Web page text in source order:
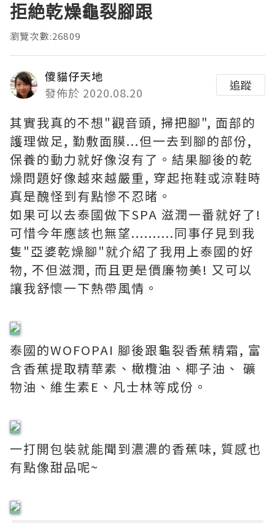
拒絶乾燥龜裂腳跟
瀏覽次數:26809
傻貓仔天地
發佈於 2020.08.20
追蹤
其實我真的不想"觀音頭, 掃把腳", 面部的
護理做足, 勤敷面膜...但一去到腳的部份,
保養的動力就好像沒有了。結果腳後的乾
燥問題好像越來越嚴重, 穿起拖鞋或涼鞋時
真是醜怪到有點慘不忍暏。
如果可以去泰國做下SPA 滋潤一番就好了!
可惜今年應該也無望..........同事仔見到我
隻"亞婆乾燥腳"就介紹了我用上泰國的好
物, 不但滋潤, 而且更是價廉物美! 又可以
讓我舒懷一下熱帶風情。
泰國的WOFOPAI 腳後跟龜裂香蕉精霜, 富
含香蕉提取精華素、橄欖油、椰子油、 礦
物油、維生素E、凡士林等成份。
一打開包裝就能聞到濃濃的香蕉味, 質感也
有點像甜品呢~